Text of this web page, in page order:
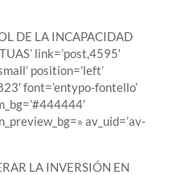
DE LA INCAPACIDAD
link=’post,4595′
position=’left’
font=’entypo-fontello’
av_uid=’av-
LA INVERSIÓN EN